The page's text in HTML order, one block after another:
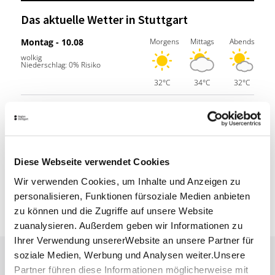
Diese Webseite verwendet Cookies
Wir verwenden Cookies, um Inhalte und Anzeigen zu
personalisieren, Funktionen fürsoziale Medien anbieten
zu können und die Zugriffe auf unsere Website
zuanalysieren. Außerdem geben wir Informationen zu
Ihrer Verwendung unsererWebsite an unsere Partner für
soziale Medien, Werbung und Analysen weiter.Unsere
Partner führen diese Informationen möglicherweise mit
Das aktuelle Wetter in Stuttgart
Mon­tag - 10.08
wolkig
Niederschlag: 0% Risiko
Morgens
32°C
Mittags
34°C
Abends
32°C
sonnig
sonnig
Niederschlag: 0% Risiko
27°C 32°C
Lassen Sie sich inspirieren!